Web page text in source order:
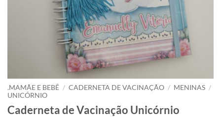
.MAMÃE E BEBÊ / CADERNETA DE VACINAÇÃO / MENINAS /
UNICÓRNIO
Caderneta de Vacinação Unicórnio